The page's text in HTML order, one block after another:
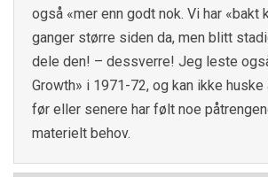
også «mer enn godt nok. Vi har «bakt
ganger større siden da, men blitt
dele den! – dessverre! Jeg leste
Growth» i 1971-72, og kan ikke huske
før eller senere har følt noe
materielt behov.